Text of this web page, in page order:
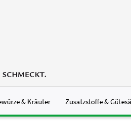
& Kräuter Zusatzstoffe &